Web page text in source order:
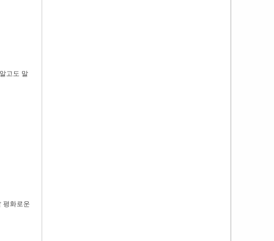
고도 말
평화로운